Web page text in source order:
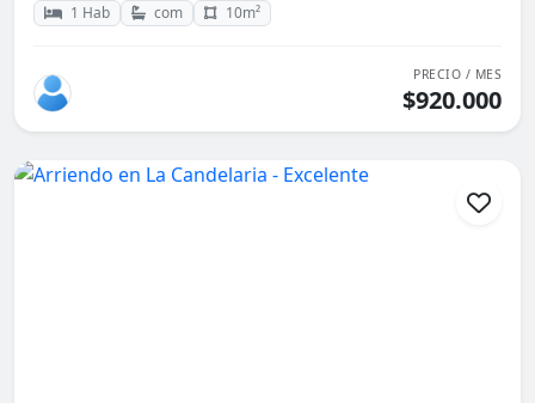
1 Hab com 10m²
PRECIO / MES
$920.000